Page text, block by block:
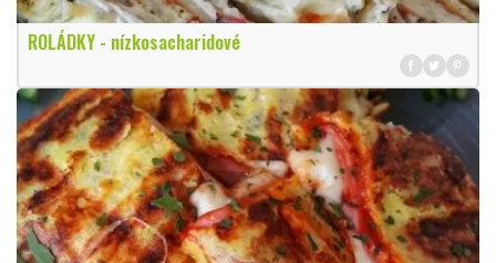
ROLÁDKY - nízkosacharidové